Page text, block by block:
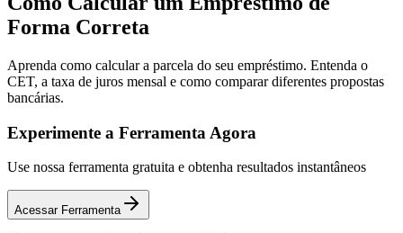
Forma Correta
Aprenda como calcular a parcela do seu empréstimo. Entenda o
CET, a taxa de juros mensal e como comparar diferentes propostas
bancárias.
Experimente a Ferramenta Agora
Use nossa ferramenta gratuita e obtenha resultados instantâneos
Acessar Ferramenta